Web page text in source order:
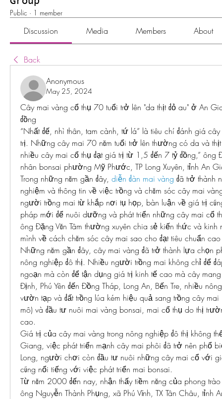
Public · 1 member
Discussion Media Members About
Back
Anonymous
May 25, 2024
Cây mai vàng cổ thụ 70 tuổi trở lên "da thịt đỏ au" ở An
đồng
“Nhất đế, nhì thân, tam cành, tứ lá” là tiêu chí đánh giá
trị. Những cây mai 70 năm tuổi trở lên thường có da và
nhiều cây mai cổ thụ đạt giá trị từ 1,5 đến 7 tỷ đồng,” ông
nhân bonsai phường Mỹ Phước, TP Long Xuyên, tỉnh An
Trong những năm gần đây, diễn đàn mai vàng đã trở thành
nghiệm và thông tin về việc trồng và chăm sóc cây mai
người trồng mai từ khắp nơi tụ họp, bàn luận về giá trị
pháp mới để nuôi dưỡng và phát triển những cây mai cổ
ông Đặng Văn Tâm thường xuyên chia sẻ kiến thức và
mình về cách chăm sóc cây mai sao cho đạt tiêu chuẩn
Những năm gần đây, cây mai vàng đã trở thành lựa chọn
nông nghiệp đô thị. Nhiều người trồng mai không chỉ để
ngoạn mà còn để tận dụng giá trị kinh tế cao mà cây
Định, Phú Yên đến Đồng Tháp, Long An, Bến Tre, nhiều
vườn tạp và đất trồng lúa kém hiệu quả sang trồng cây mai
mô) và đầu tư nuôi mai vàng bonsai, mai cổ thụ do thị
cao.
Giá trị của cây mai vàng trong nông nghiệp đô thị không
Giang, việc phát triển mạnh cây mai phôi đã trở nên phổ
Long, người chơi còn đầu tư nuôi những cây mai cổ với
cũng nổi tiếng với việc phát triển mai bonsai.
Từ năm 2000 đến nay, nhận thấy tiềm năng của phong
ông Nguyễn Thành Phụng, xã Phú Vĩnh, TX Tân Châu, tỉnh